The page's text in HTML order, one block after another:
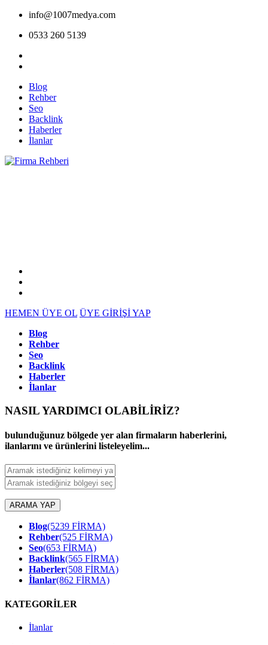
info@1007medya.com
0533 260 5139
Blog
Rehber
Seo
Backlink
Haberler
İlanlar
HEMEN ÜYE OL ÜYE GİRİŞİ YAP
Blog
Rehber
Seo
Backlink
Haberler
İlanlar
NASIL YARDIMCI OLABİLİRİZ?
bulunduğunuz bölgede yer alan firmaların haberlerini,
ilanlarını ve ürünlerini listeleyelim...
ARAMA YAP
Blog(5239 FİRMA)
Rehber(525 FİRMA)
Seo(653 FİRMA)
Backlink(565 FİRMA)
Haberler(508 FİRMA)
İlanlar(862 FİRMA)
KATEGORİLER
İlanlar